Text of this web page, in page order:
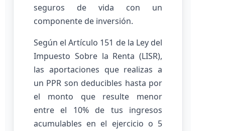
seguros de vida con un
componente de inversión.
Según el Artículo 151 de la Ley del
Impuesto Sobre la Renta (LISR),
las aportaciones que realizas a
un PPR son deducibles hasta por
el monto que resulte menor
entre el 10% de tus ingresos
acumulables en el ejercicio o 5